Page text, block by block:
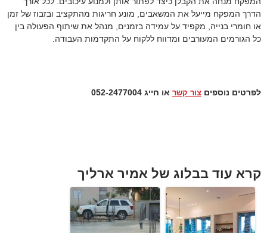
הדרך המפקח מייעל את המשאבים, מונע חריגות מהתקציב ובזבוז של זמן
או חומרי בנייה, מקפיד על עמידה בזמנים, מנהל את שיתוף הפעולה בין
כל הגורמים המעורבים ומדווח ללקוח על התקדמות העבודה.
לפרטים נוספים צור קשר או חייג 052-2477004
קרא עוד בבלוג של אמיר ארליך